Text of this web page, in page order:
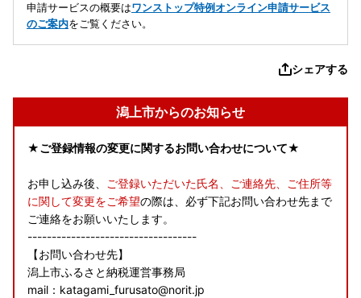
申請サービスの概要はワンストップ特例オンライン申請サービス
のご案内をご覧ください。
シェアする
潟上市からのお知らせ
★ご登録情報の変更に関するお問い合わせについて★
お申し込み後、 ご登録いただいた氏名、ご連絡先、ご住所等
に関して変更をご希望の際は、必ず下記お問い合わせ先まで
ご連絡をお願いいたします。
-----------------------------------
【お問い合わせ先】
潟上市ふるさと納税運営事務局
mail：katagami_furusato@norit.jp